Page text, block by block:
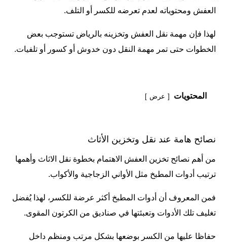
العفش ومحتوياته لعدم تعرضه للكسر أو التلف.
لهذا فإن مهمة نقل العفش وتخزينه بالرياض تستوجب بعض
الخطوات حتى تمر مهمة النقل دون خدوش أو كسور أو تلفيات.
المحتويات عرض
نصائح هامة عند نقل وتخزين الأثاث
من أهم نصائح تخزين العفش الاهتمام بخطوة نقل الاثاث وأهمها
ترتيب أدوات المطبخ مثل الأواني الزجاجية والأكواب.
فمن المعروف أن أدوات المطبخ أكثر عرضة للكسر، لهذا يُفضل
تغليف تلك الأدوات وتعبئتها في صناديق من الكرتون المقوى.
حفاظا عليها من الكسر بوضعها بشكل مرتب ومنظم داخل